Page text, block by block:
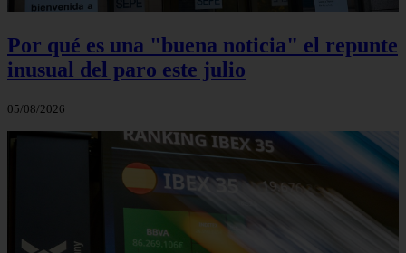
Por qué es una "buena noticia" el repunte
inusual del paro este julio
05/08/2026